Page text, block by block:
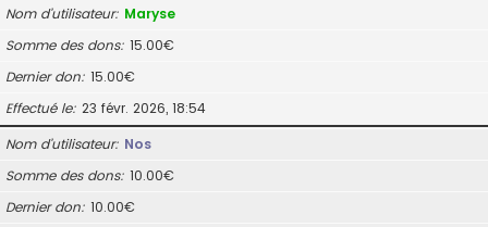
Nom d’utilisateur Maryse
Somme des dons 15.00€
Dernier don 15.00€
Effectué le 23 févr. 2026, 18:54
Nom d’utilisateur Nos
Somme des dons 10.00€
Dernier don 10.00€